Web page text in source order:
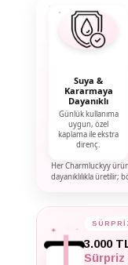
Suya &
Kararmaya
Dayanıklı
Günlük kullanıma
uygun, özel
kaplama ile ekstra
direnç.
Her Charmluckyy
dayanıklılıkla üretilir;
✦
✦
3.000
Sürpriz